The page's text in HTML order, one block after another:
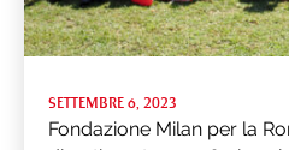
SETTEMBRE 6, 2023
Fondazione Milan per la